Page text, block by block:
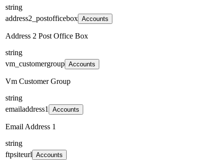
string
address2_postofficebox Accounts
Address 2 Post Office Box
string
vm_customergroup Accounts
Vm Customer Group
string
emailaddress1
Accounts
Email Address 1
string
ftpsiteurl Accounts